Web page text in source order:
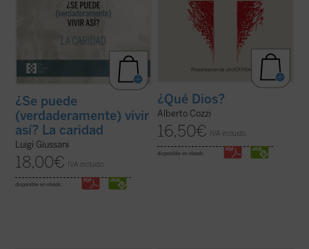
¿Se puede
(verdaderamente) vivir
así? La caridad
Luigi Giussani
18,00€ IVA incluido
disponible en ebook:
¿Qué Dios?
Alberto Cozzi
16,50€ IVA incluido
disponible en ebook: